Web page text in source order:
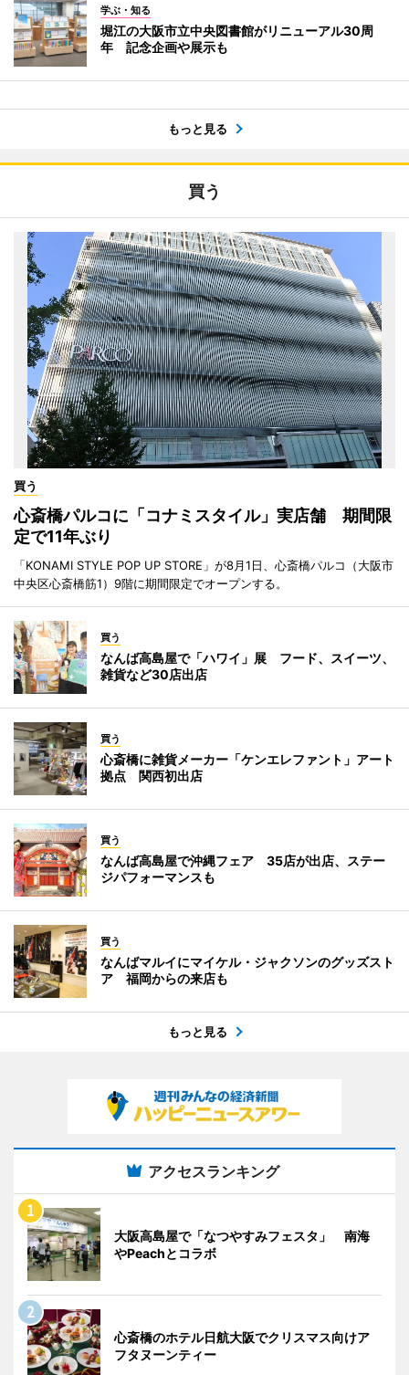
学ぶ・知る
堀江の大阪市立中央図書館がリニューアル30周
年 記念企画や展示も
もっと見る
買う
買う
心斎橋パルコに「コナミスタイル」実店舗 期間限
定で11年ぶり
「KONAMI STYLE POP UP STORE」が8月1日、心斎橋パルコ（大阪市
中央区心斎橋筋1）9階に期間限定でオープンする。
買う
なんば高島屋で「ハワイ」展 フード、スイーツ、
雑貨など30店出店
買う
心斎橋に雑貨メーカー「ケンエレファント」アート
拠点 関西初出店
買う
なんば高島屋で沖縄フェア 35店が出店、ステー
ジパフォーマンスも
買う
なんばマルイにマイケル・ジャクソンのグッズスト
ア 福岡からの来店も
もっと見る
アクセスランキング
大阪高島屋で「なつやすみフェスタ」 南海
やPeachとコラボ
心斎橋のホテル日航大阪でクリスマス向けア
フタヌーンティー